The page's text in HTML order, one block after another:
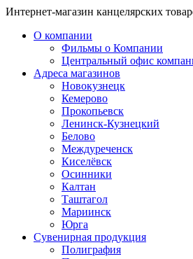
Интернет-магазин канцелярских
О компании
Фильмы о Компании
Центральный офис
Адреса магазинов
Новокузнецк
Кемерово
Прокопьевск
Ленинск-Кузнецкий
Белово
Междуреченск
Киселёвск
Осинники
Калтан
Таштагол
Мариинск
Юрга
Сувенирная продукция
Полиграфия